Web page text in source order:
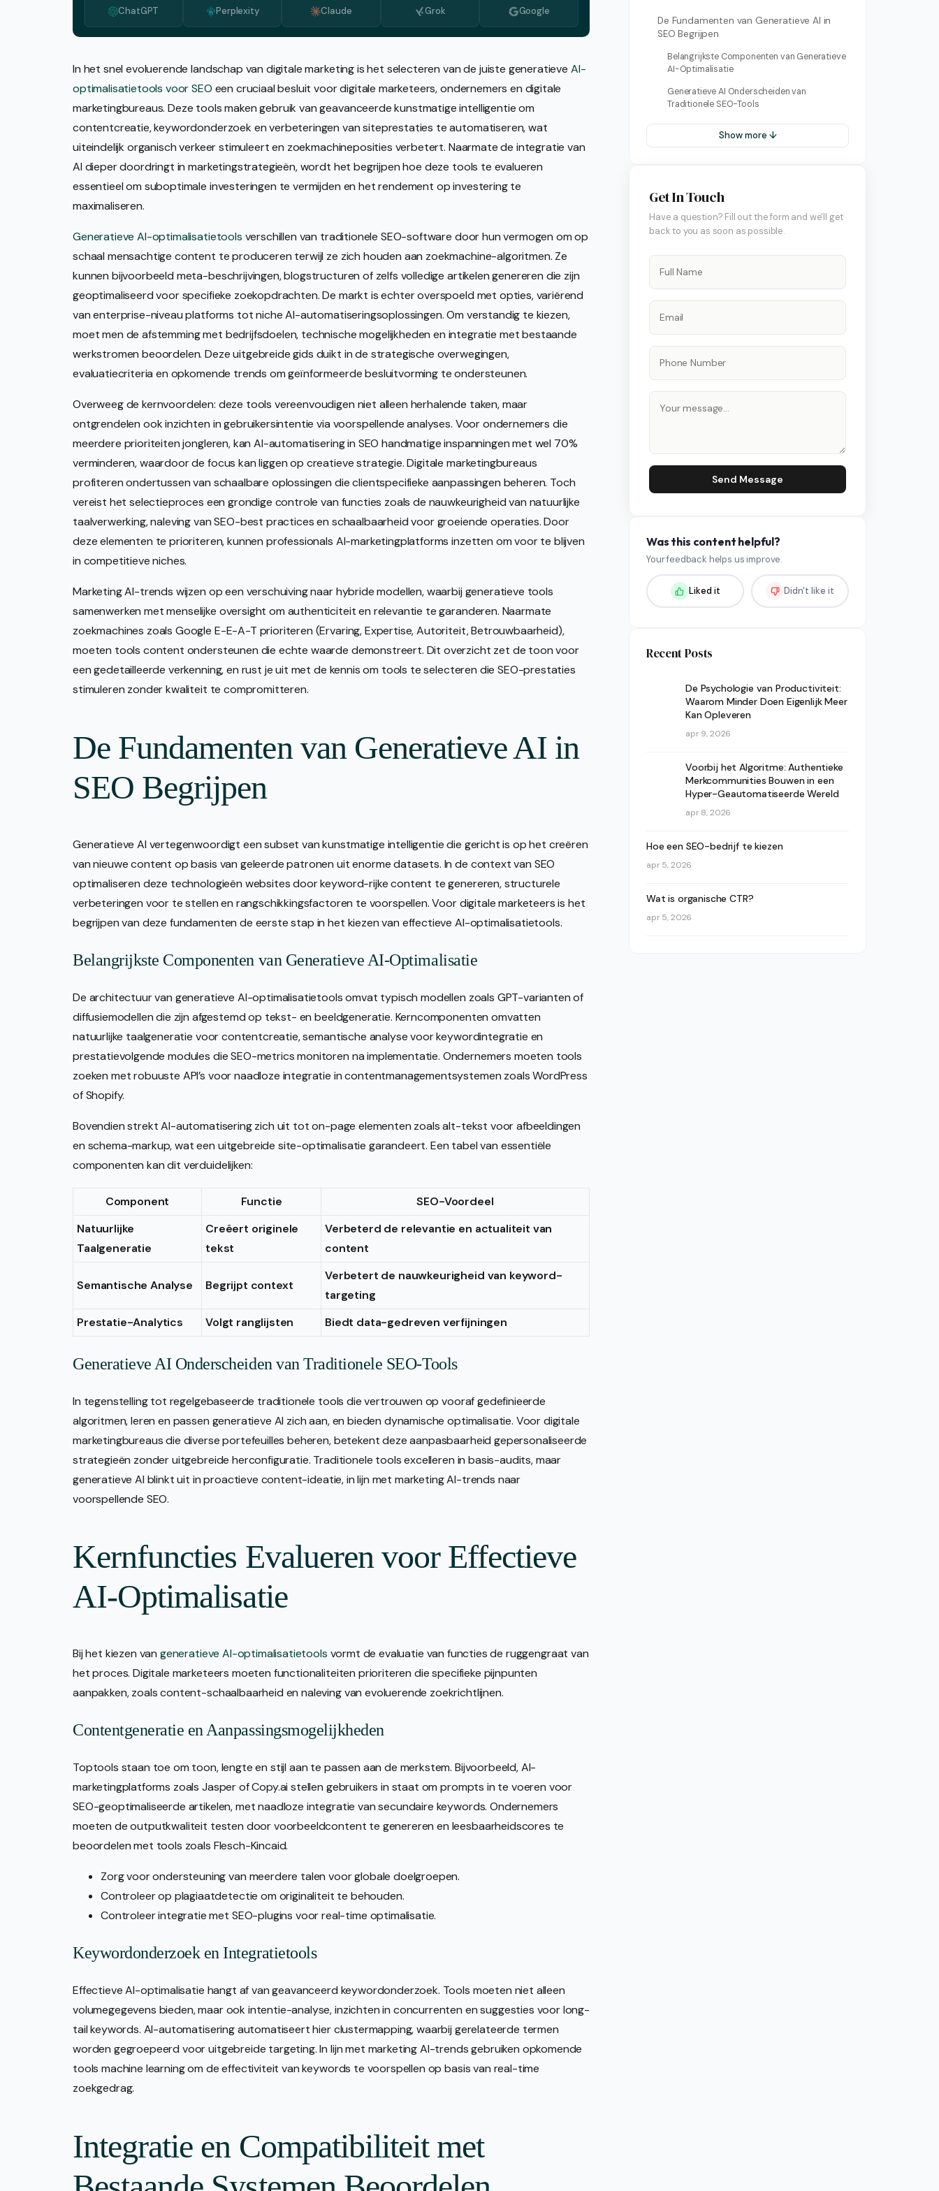
Azerbaijani
Bulgaars
Grieks
Italiaans
Koreaans
Macedonisch
Portugees, Portugal
Roemeens
ChatGPT Perplexity Claude Grok Google
In het snel evoluerende landschap van digitale marketing is het selecteren van de juiste generatieve AI-
optimalisatietools voor SEO een cruciaal besluit voor digitale marketeers, ondernemers en digitale
marketingbureaus. Deze tools maken gebruik van geavanceerde kunstmatige intelligentie om
contentcreatie, keywordonderzoek en verbeteringen van siteprestaties te automatiseren, wat
uiteindelijk organisch verkeer stimuleert en zoekmachineposities verbetert. Naarmate de integratie van
AI dieper doordringt in marketingstrategieën, wordt het begrijpen hoe deze tools te evalueren
essentieel om suboptimale investeringen te vermijden en het rendement op investering te
maximaliseren.
Generatieve AI-optimalisatietools verschillen van traditionele SEO-software door hun vermogen om op
schaal mensachtige content te produceren terwijl ze zich houden aan zoekmachine-algoritmen. Ze
kunnen bijvoorbeeld meta-beschrijvingen, blogstructuren of zelfs volledige artikelen genereren die zijn
geoptimaliseerd voor specifieke zoekopdrachten. De markt is echter overspoeld met opties, variërend
van enterprise-niveau platforms tot niche AI-automatiseringsoplossingen. Om verstandig te kiezen,
moet men de afstemming met bedrijfsdoelen, technische mogelijkheden en integratie met bestaande
werkstromen beoordelen. Deze uitgebreide gids duikt in de strategische overwegingen,
evaluatiecriteria en opkomende trends om geïnformeerde besluitvorming te ondersteunen.
Overweeg de kernvoordelen: deze tools vereenvoudigen niet alleen herhalende taken, maar
ontgrendelen ook inzichten in gebruikersintentie via voorspellende analyses. Voor ondernemers die
meerdere prioriteiten jongleren, kan AI-automatisering in SEO handmatige inspanningen met wel 70%
verminderen, waardoor de focus kan liggen op creatieve strategie. Digitale marketingbureaus
profiteren ondertussen van schaalbare oplossingen die clientspecifieke aanpassingen beheren. Toch
vereist het selectieproces een grondige controle van functies zoals de nauwkeurigheid van natuurlijke
taalverwerking, naleving van SEO-best practices en schaalbaarheid voor groeiende operaties. Door
deze elementen te prioriteren, kunnen professionals AI-marketingplatforms inzetten om voor te blijven
in competitieve niches.
Marketing AI-trends wijzen op een verschuiving naar hybride modellen, waarbij generatieve tools
samenwerken met menselijke oversight om authenticiteit en relevantie te garanderen. Naarmate
zoekmachines zoals Google E-E-A-T prioriteren (Ervaring, Expertise, Autoriteit, Betrouwbaarheid),
moeten tools content ondersteunen die echte waarde demonstreert. Dit overzicht zet de toon voor
een gedetailleerde verkenning, en rust je uit met de kennis om tools te selecteren die SEO-prestaties
stimuleren zonder kwaliteit te compromitteren.
De Fundamenten van Generatieve AI in
SEO Begrijpen
Generatieve AI vertegenwoordigt een subset van kunstmatige intelligentie die gericht is op het creëren
van nieuwe content op basis van geleerde patronen uit enorme datasets. In de context van SEO
optimaliseren deze technologieën websites door keyword-rijke content te genereren, structurele
verbeteringen voor te stellen en rangschikkingsfactoren te voorspellen. Voor digitale marketeers is het
begrijpen van deze fundamenten de eerste stap in het kiezen van effectieve AI-optimalisatietools.
Belangrijkste Componenten van Generatieve AI-Optimalisatie
De architectuur van generatieve AI-optimalisatietools omvat typisch modellen zoals GPT-varianten of
diffusiemodellen die zijn afgestemd op tekst- en beeldgeneratie. Kerncomponenten omvatten
natuurlijke taalgeneratie voor contentcreatie, semantische analyse voor keywordintegratie en
prestatievolgende modules die SEO-metrics monitoren na implementatie. Ondernemers moeten tools
zoeken met robuuste API’s voor naadloze integratie in contentmanagementsystemen zoals WordPress
of Shopify.
Bovendien strekt AI-automatisering zich uit tot on-page elementen zoals alt-tekst voor afbeeldingen
en schema-markup, wat een uitgebreide site-optimalisatie garandeert. Een tabel van essentiële
componenten kan dit verduidelijken:
Component Functie
SEO-Voordeel
Natuurlijke
Taalgeneratie
Creëert originele
tekst
Verbeterd de relevantie en actualiteit van
content
Semantische Analyse Begrijpt context
Verbetert de nauwkeurigheid van keyword-
targeting
Prestatie-Analytics
Volgt ranglijsten Biedt data-gedreven verfijningen
Generatieve AI Onderscheiden van Traditionele SEO-Tools
In tegenstelling tot regelgebaseerde traditionele tools die vertrouwen op vooraf gedefinieerde
algoritmen, leren en passen generatieve AI zich aan, en bieden dynamische optimalisatie. Voor digitale
marketingbureaus die diverse portefeuilles beheren, betekent deze aanpasbaarheid gepersonaliseerde
strategieën zonder uitgebreide herconfiguratie. Traditionele tools excelleren in basis-audits, maar
generatieve AI blinkt uit in proactieve content-ideatie, in lijn met marketing AI-trends naar
voorspellende SEO.
Kernfuncties Evalueren voor Effectieve
AI-Optimalisatie
Bij het kiezen van generatieve AI-optimalisatietools vormt de evaluatie van functies de ruggengraat van
het proces. Digitale marketeers moeten functionaliteiten prioriteren die specifieke pijnpunten
aanpakken, zoals content-schaalbaarheid en naleving van evoluerende zoekrichtlijnen.
Contentgeneratie en Aanpassingsmogelijkheden
Toptools staan toe om toon, lengte en stijl aan te passen aan de merkstem. Bijvoorbeeld, AI-
marketingplatforms zoals Jasper of Copy.ai stellen gebruikers in staat om prompts in te voeren voor
SEO-geoptimaliseerde artikelen, met naadloze integratie van secundaire keywords. Ondernemers
moeten de outputkwaliteit testen door voorbeeldcontent te genereren en leesbaarheidscores te
beoordelen met tools zoals Flesch-Kincaid.
Zorg voor ondersteuning van meerdere talen voor globale doelgroepen.
Controleer op plagiaatdetectie om originaliteit te behouden.
Controleer integratie met SEO-plugins voor real-time optimalisatie.
Keywordonderzoek en Integratietools
Effectieve AI-optimalisatie hangt af van geavanceerd keywordonderzoek. Tools moeten niet alleen
volumegegevens bieden, maar ook intentie-analyse, inzichten in concurrenten en suggesties voor long-
tail keywords. AI-automatisering automatiseert hier clustermapping, waarbij gerelateerde termen
worden gegroepeerd voor uitgebreide targeting. In lijn met marketing AI-trends gebruiken opkomende
tools machine learning om de effectiviteit van keywords te voorspellen op basis van real-time
zoekgedrag.
Integratie en Compatibiliteit met
De Fundamenten van Generatieve AI in
SEO Begrijpen
Belangrijkste Componenten van Generatieve
AI-Optimalisatie
Generatieve AI Onderscheiden van
Traditionele SEO-Tools
Show more ↓
Get In Touch
Have a question? Fill out the form and we'll get
back to you as soon as possible.
Send Message
Was this content helpful?
Your feedback helps us improve.
Liked it Didn't like it
Recent Posts
De Psychologie van Productiviteit:
Waarom Minder Doen Eigenlijk Meer
Kan Opleveren
apr 9, 2026
Voorbij het Algoritme: Authentieke
Merkcommunities Bouwen in een
Hyper-Geautomatiseerde Wereld
apr 8, 2026
Hoe een SEO-bedrijf te kiezen
apr 5, 2026
Wat is organische CTR?
apr 5, 2026